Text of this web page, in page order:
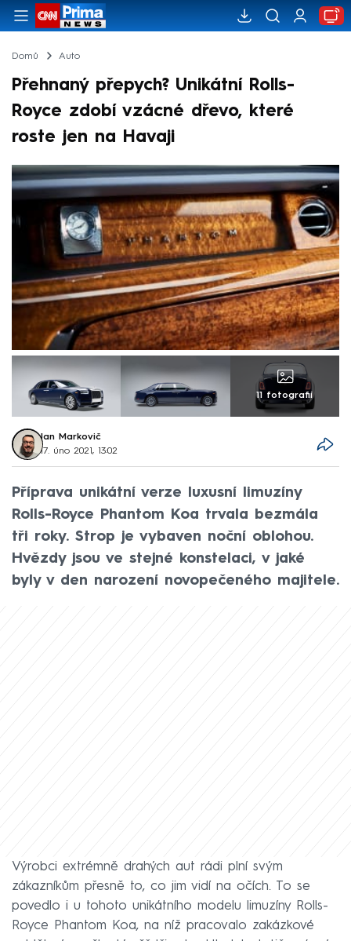
Domů Auto
Přehnaný přepych? Unikátní Rolls-
Royce zdobí vzácné dřevo, které
roste jen na Havaji
11 fotografií
Jan Markovič
17. úno 2021, 13:02
Příprava unikátní verze luxusní limuzíny
Rolls-Royce Phantom Koa trvala bezmála
tři roky. Strop je vybaven noční oblohou.
Hvězdy jsou ve stejné konstelaci, v jaké
byly v den narození novopečeného majitele.
Výrobci extrémně drahých aut rádi plní svým
zákazníkům přesně to, co jim vidí na očích. To se
povedlo i u tohoto unikátního modelu limuzíny Rolls-
Royce Phantom Koa, na níž pracovalo zakázkové